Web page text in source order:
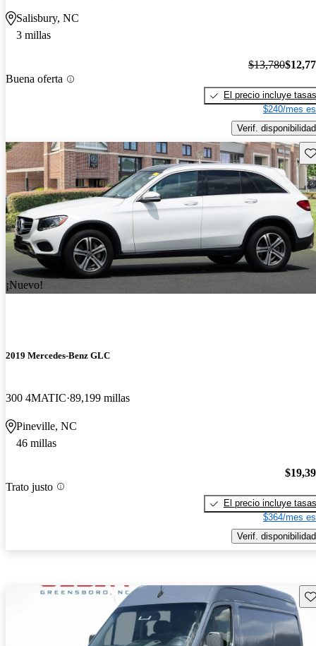
Salisbury, NC
3 millas
Buena oferta
$13,780
El precio incluye tasas
$240/mes
Verif. disponibilidad
¡Nuevo!
2019 Mercedes-Benz GLC
300 4MATIC 89,199 millas
Pineville, NC
46 millas
Trato justo
El precio incluye tasas
$364/mes
Verif. disponibilidad